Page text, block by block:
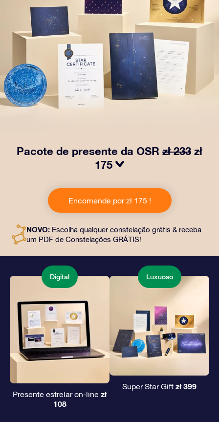
Pacote de presente da OSR zł 233 zł
175
da OSR! Esse presente inclui um lindo envelope e
documentos personalizados enviados para um
endereço de sua escolha, além de documentos digitais
mágica de oferecer um presente eterno a amigos e
entes queridos.
Encomende por zł 175 !
NOVO: Escolha qualquer constelação grátis & receba
um PDF de Constelações GRÁTIS!
Digital
Presente estrelar on-line zł
108
Luxuoso
Super Star Gift zł 399